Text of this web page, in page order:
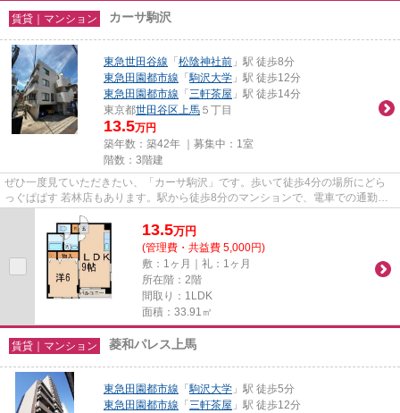
賃貸｜マンション カーサ駒沢
東急世田谷線 「松陰神社前 」駅 徒歩8分
東急田園都市線 「駒沢大学 」駅 徒歩12分
東急田園都市線 「三軒茶屋 」駅 徒歩14分
東京都世田谷区 上馬 ５丁目
13.5万円
築年数：築42年 ｜募集中： 1室
階数：3階建
ぜひ一度見ていただきたい、「カーサ駒沢」です。歩いて徒歩4分の場所にどら
っぐぱぱす 若林店もあります。駅から徒歩8分のマンションで、電車での通勤に
も便利な立地です。こちらのマ...
13.5万円
(管理費・共益費 5,000円)
敷：1ヶ月｜礼：1ヶ月
所在階：2階
間取り：1LDK
面積：33.91㎡
賃貸｜マンション 菱和パレス上馬
東急田園都市線 「駒沢大学 」駅 徒歩5分
東急田園都市線 「三軒茶屋 」駅 徒歩12分